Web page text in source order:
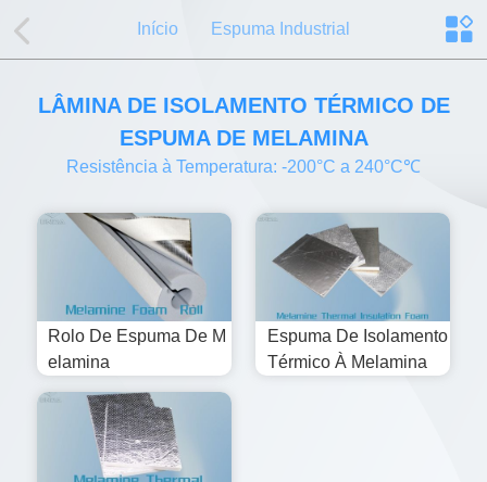
Início Espuma Industrial
LÂMINA DE ISOLAMENTO TÉRMICO DE
ESPUMA DE MELAMINA
Resistência à Temperatura: -200°C a 240°C℃
Rolo De Espuma De M
Elamina
Espuma De Isolamento
Térmico À Melamina